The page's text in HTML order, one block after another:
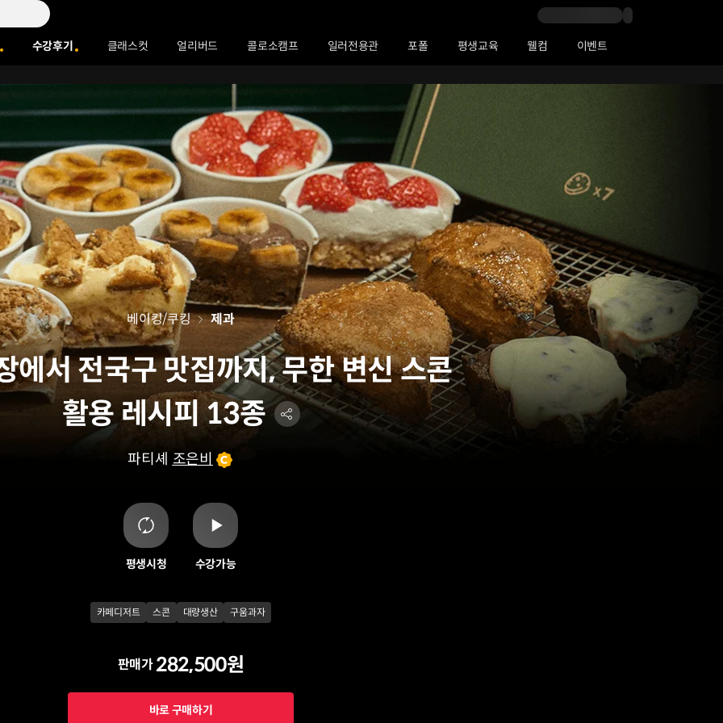
수강후기 클래스컷 얼리버드 콜로소캠프 일러전용관 포폴 평생교육 웰컴 이벤트
에서 전국구 맛집까지, 무한 변신 스콘
활용 레시피 13종
파티셰 조은비
베이킹/쿠킹 제과
평생시청 수강가능
카페디저트 스콘 대량생산 구움과자
판매가282,500원
바로 구매하기